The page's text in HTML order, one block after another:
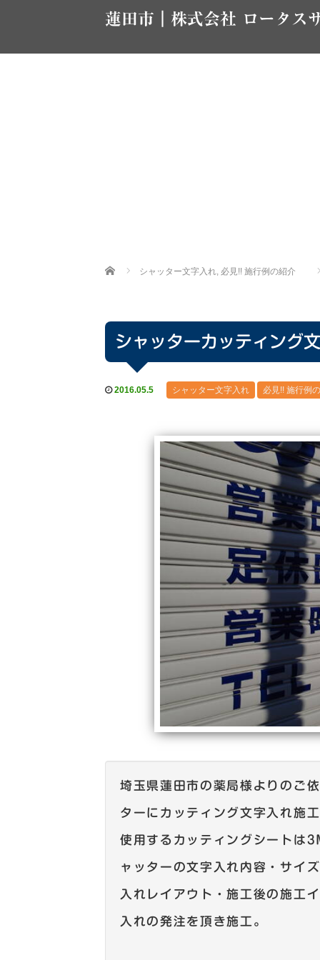
蓮田市｜株式会社 ロータス
Home シャッター文字入れ, 必見!! 施行例の紹介
シャッターカッティング
2016.05.5 シャッター文字入れ 必見!! 施行例
埼玉県蓮田市の薬局様よりのご
ターにカッティング文字入れ施
使用するカッティングシートは
ャッターの文字入れ内容・サイ
入れレイアウト・施工後の施工
入れの発注を頂き施工。